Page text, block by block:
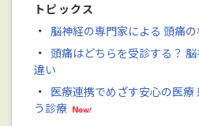
トピックス
・ 脳神経の専門家による 頭痛
・ 頭痛はどちらを受診する？
違い
・ 医療連携でめざす安心の医
う診療